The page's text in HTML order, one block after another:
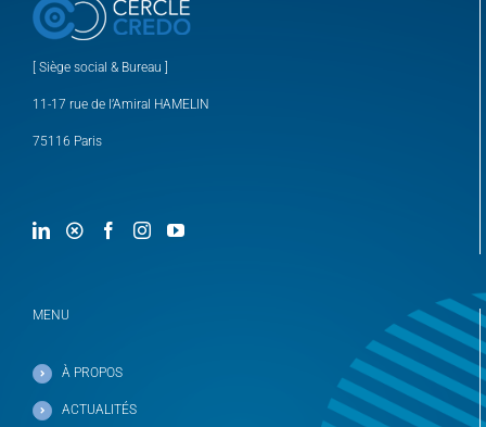
[ Siège social & Bureau ]
11-17 rue de l’Amiral HAMELIN
75116 Paris
MENU
À PROPOS
ACTUALITÉS